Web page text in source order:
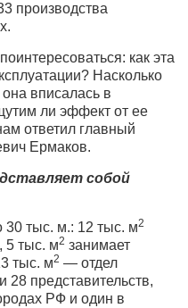
производства
как эта
Насколько
вписалась в
ли эффект от ее
ответил главный
Ермаков.
собой
тыс. м.: 12 тыс. м2
5 тыс. м2 занимает
тыс. м2 — отдел
28 представительств,
РФ и один в